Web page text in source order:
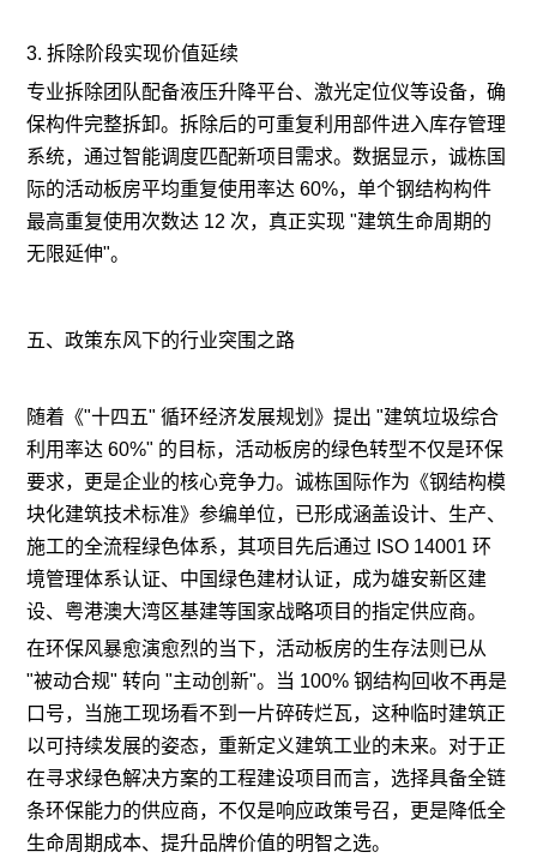
3. 拆除阶段实现价值延续
专业拆除团队配备液压升降平台、激光定位仪等设备，确
保构件完整拆卸。拆除后的可重复利用部件进入库存管理
系统，通过智能调度匹配新项目需求。数据显示，诚栋国
际的活动板房平均重复使用率达 60%，单个钢结构构件
最高重复使用次数达 12 次，真正实现 "建筑生命周期的
无限延伸"。
五、政策东风下的行业突围之路
随着《"十四五" 循环经济发展规划》提出 "建筑垃圾综合
利用率达 60%" 的目标，活动板房的绿色转型不仅是环保
要求，更是企业的核心竞争力。诚栋国际作为《钢结构模
块化建筑技术标准》参编单位，已形成涵盖设计、生产、
施工的全流程绿色体系，其项目先后通过 ISO 14001 环
境管理体系认证、中国绿色建材认证，成为雄安新区建
设、粤港澳大湾区基建等国家战略项目的指定供应商。
在环保风暴愈演愈烈的当下，活动板房的生存法则已从
"被动合规" 转向 "主动创新"。当 100% 钢结构回收不再是
口号，当施工现场看不到一片碎砖烂瓦，这种临时建筑正
以可持续发展的姿态，重新定义建筑工业的未来。对于正
在寻求绿色解决方案的工程建设项目而言，选择具备全链
条环保能力的供应商，不仅是响应政策号召，更是降低全
生命周期成本、提升品牌价值的明智之选。